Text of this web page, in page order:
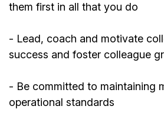
them first in all that you do
- Lead, coach and motivate
success and foster colleague
- Be committed to maintaining
operational standards